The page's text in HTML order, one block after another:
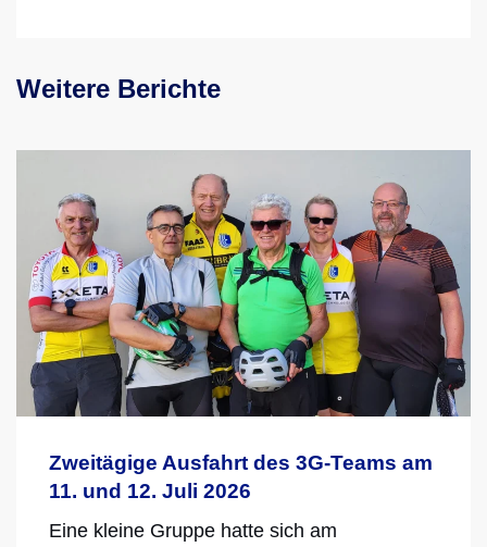
Weitere Berichte
Zweitägige Ausfahrt des 3G-Teams am
11. und 12. Juli 2026
Eine kleine Gruppe hatte sich am